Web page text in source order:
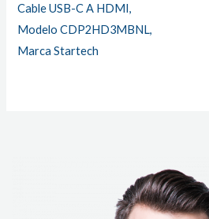
Cable USB-C A HDMI,
Modelo CDP2HD3MBNL,
Marca Startech